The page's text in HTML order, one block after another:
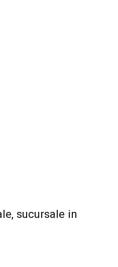
sucursale in